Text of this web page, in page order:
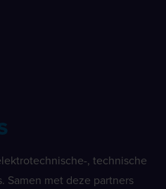
, technische
Samen met deze partners